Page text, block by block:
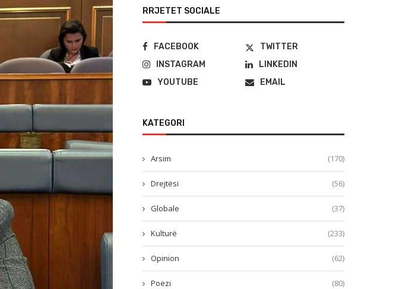
RRJETET SOCIALE
FACEBOOK
TWITTER
INSTAGRAM
LINKEDIN
YOUTUBE
EMAIL
KATEGORI
Arsim (170)
Drejtësi (56)
Globale (37)
Kulturë (233)
Opinion (62)
Poezi (80)